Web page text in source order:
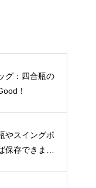
グ：四合瓶の
！
やスイングボ
保存できます